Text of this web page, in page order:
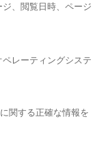
、閲覧日時、ページ
レーティングシステ
関する正確な情報を